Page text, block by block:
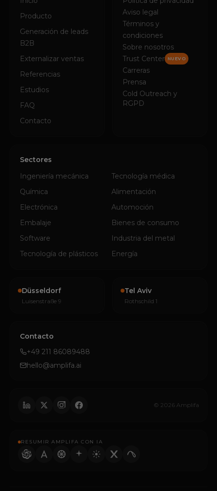
Producto
Generación de leads
B2B
Externalizar ventas
Referencias
Estudios
FAQ
Contacto
Aviso legal
Términos y
condiciones
Sobre nosotros
Trust Center
NUEVO
Carreras
Prensa
Cold Outreach y
RGPD
Sectores
Ingeniería mecánica
Tecnología médica
Química
Alimentación
Electrónica
Automoción
Embalaje
Bienes de consumo
Software
Industria del metal
Tecnología de plásticos
Energía
Düsseldorf
Luisenstraße 9
Tel Aviv
Rothschild 1
Contacto
+49 211 86089488
hello@amplifa.ai
© 2026 Amplifa
RESUMIR AMPLIFA CON IA